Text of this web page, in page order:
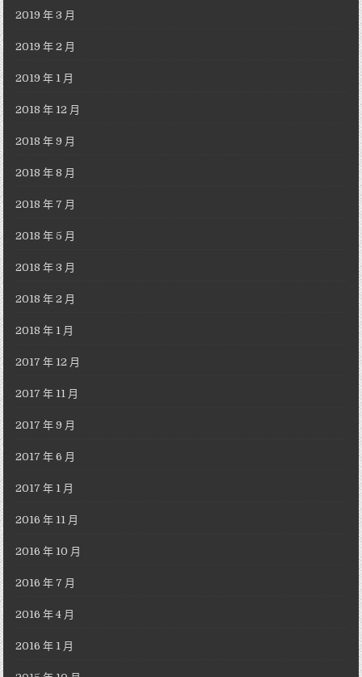
2019 年 3 月
2019 年 2 月
2019 年 1 月
2018 年 12 月
2018 年 9 月
2018 年 8 月
2018 年 7 月
2018 年 5 月
2018 年 3 月
2018 年 2 月
2018 年 1 月
2017 年 12 月
2017 年 11 月
2017 年 9 月
2017 年 6 月
2017 年 1 月
2016 年 11 月
2016 年 10 月
2016 年 7 月
2016 年 4 月
2016 年 1 月